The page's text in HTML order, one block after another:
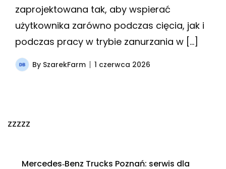
zaprojektowana tak, aby wspierać
użytkownika zarówno podczas cięcia, jak i
podczas pracy w trybie zanurzania w […]
By SzarekFarm 1 czerwca 2026
zzzzz
Mercedes‑Benz Trucks Poznań: serwis dla